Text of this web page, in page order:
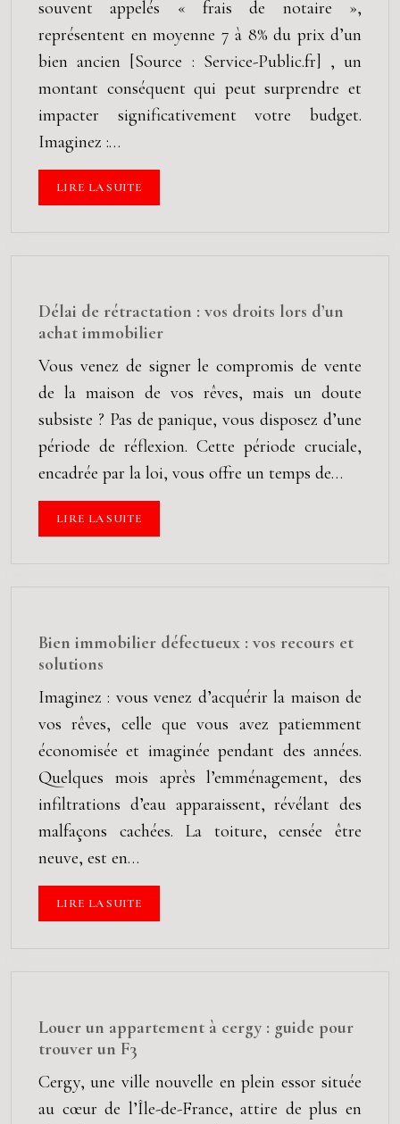
souvent appelés « frais de notaire »,
représentent en moyenne 7 à 8% du prix d’un
bien ancien [Source : Service-Public.fr] , un
montant conséquent qui peut surprendre et
impacter significativement votre budget.
Imaginez :…
LIRE LA SUITE
Délai de rétractation : vos droits lors d’un
achat immobilier
Vous venez de signer le compromis de vente
de la maison de vos rêves, mais un doute
subsiste ? Pas de panique, vous disposez d’une
période de réflexion. Cette période cruciale,
encadrée par la loi, vous offre un temps de…
LIRE LA SUITE
Bien immobilier défectueux : vos recours et
solutions
Imaginez : vous venez d’acquérir la maison de
vos rêves, celle que vous avez patiemment
économisée et imaginée pendant des années.
Quelques mois après l’emménagement, des
infiltrations d’eau apparaissent, révélant des
malfaçons cachées. La toiture, censée être
neuve, est en…
LIRE LA SUITE
Louer un appartement à cergy : guide pour
trouver un F3
Cergy, une ville nouvelle en plein essor située
au cœur de l’Île-de-France, attire de plus en